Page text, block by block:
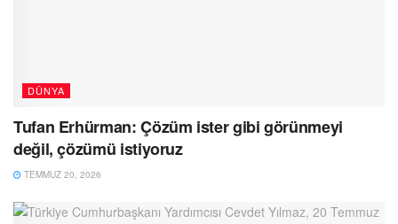
DÜNYA
Tufan Erhürman: Çözüm ister gibi görünmeyi
değil, çözümü istiyoruz
TEMMUZ 20, 2026